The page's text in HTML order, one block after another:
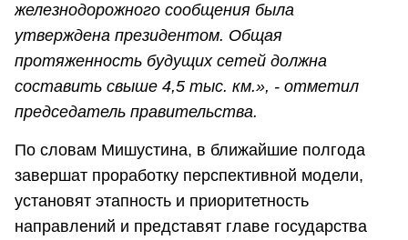
железнодорожного сообщения была
утверждена президентом. Общая
протяженность будущих сетей должна
составить свыше 4,5 тыс. км.», - отметил
председатель правительства.
По словам Мишустина, в ближайшие полгода
завершат проработку перспективной модели,
установят этапность и приоритетность
направлений и представят главе государства